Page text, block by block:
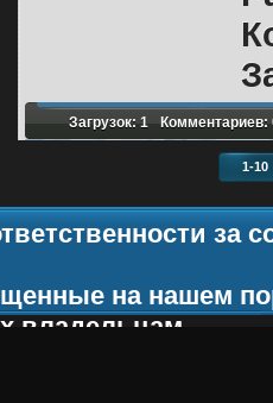
Загрузок: 1 Комментариев:
1-10
за
на нашем
владельцам.